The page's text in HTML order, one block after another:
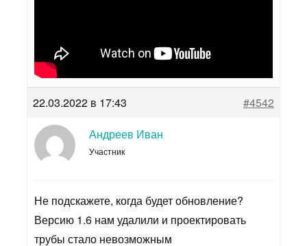
22.03.2022 в 17:43
#4542
Андреев Иван
Участник
Не подскажете, когда будет обновление?
Версию 1.6 нам удалили и проектировать
трубы стало невозможным